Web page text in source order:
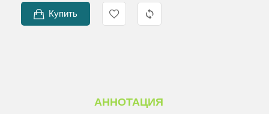
Купить
АННОТАЦИЯ